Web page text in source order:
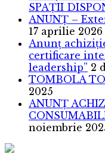
SPAȚII
ANUNȚ –
17 aprilie 2026
Anunț
certificare
leadership” 2
TOMBOLA
2025
ANUNȚ
noiembrie